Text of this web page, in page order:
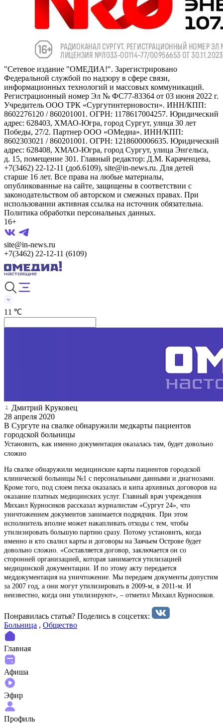
"Сетевое издание "ОМЕДИА!". Зарегистрировано
Федеральной службой по надзору в сфере связи,
информационных технологий и массовых коммуникаций.
Регистрационный номер Эл № ФС77-83364 от 03 июня 2022 г.
Учредитель ООО ТРК «Сургутинтерновости». ИНН/КПП:
8602276120 / 860201001. ОГРН: 1178617004257. Юридический
адрес: 628403, ХМАО-Югра, город Сургут, улица 30 лет
Победы, 27/2. Партнер ООО «ОМедиа». ИНН/КПП:
8602303021 / 860201001. ОГРН: 1218600006635. Юридический
адрес: 628408, ХМАО-Югра, город Сургут, улица Энгельса,
д. 15, помещение 301. Главный редактор: Д.М. Караченцева,
+7(3462) 22-12-11 (доб.6109), site@in-news.ru. Для детей
старше 16 лет. Все права на любые материалы,
опубликованные на сайте, защищены в соответствии с
законодательством об авторском и смежных правах. При
использовании активная ссылка на источник обязательна.
Политика обработки персональных данных.
16+
site@in-news.ru
+7(3462) 22-12-11 (6109)
11 ℃
Дмитрий Круковец
28 апреля 2020
В Сургуте на свалке обнаружили медкарты пациентов
городской больницы
Установить, как именно документация оказалась там, будет довольно
сложно
На свалке обнаружили медицинские карты пациентов городской
клинической больницы №1 с персональными данными и диагнозами.
Кроме того, под слоем песка оказалась и кипа архивных договоров на
оказание платных медицинских услуг. Главный врач учреждения
Михаил Курносиков рассказал журналистам «Сургут 24», что
уничтожением документов занимается подрядчик. При этом
исполнитель вполне может накапливать отходы с тем, чтобы
утилизировать большую партию сразу. Потому установить, когда
именно и кто свалил карты и договоры на Заячьем Острове будет
довольно сложно. «Составляется договор, заключается он со
сторонней организацией, которая занимается утилизацией
медицинской документации. И по этому акту передается
меддокументация на уничтожение. Мы передаем документы допустим
за 2007 год, а они могут утилизировать в 2009-м, в 2011-м. И
неизвестно, когда они утилизируют», – отметил Михаил Курносиков.
Понравилась статья? Поделиcь в соцсетях:
Больница , Общество
Главная
Афиша
Эфир
Профиль